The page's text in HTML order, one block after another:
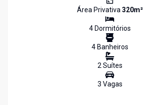
Área Privativa320m²
4Dormitórios
4Banheiros
2Suítes
3 Vagas